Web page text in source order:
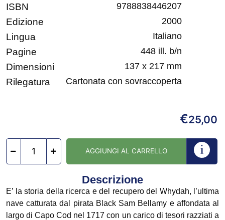
ISBN 9788838446207
Edizione 2000
Lingua Italiano
Pagine 448 ill. b/n
Dimensioni 137 x 217 mm
Rilegatura Cartonata con sovraccoperta
€25,00
AGGIUNGI AL CARRELLO
Descrizione
E’ la storia della ricerca e del recupero del Whydah, l’ultima
nave catturata dal pirata Black Sam Bellamy e affondata al
largo di Capo Cod nel 1717 con un carico di tesori razziati a